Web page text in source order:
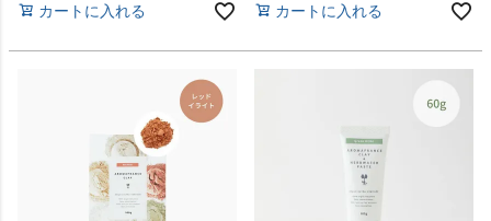
カートに入れる カートに入れる